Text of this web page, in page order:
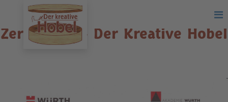
Zertifikate – Der Kreative Hobel